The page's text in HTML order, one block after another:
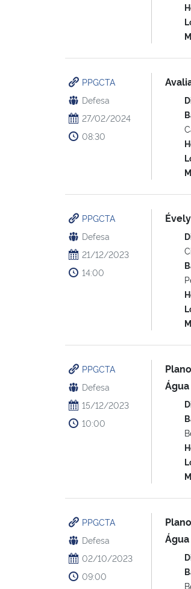
PPGCTA
Defesa
27/02/2024
08:30
PPGCTA
Defesa
21/12/2023
14:00
PPGCTA
Defesa
15/12/2023
10:00
PPGCTA
Defesa
02/10/2023
09:00